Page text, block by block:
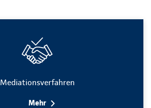
Mediationsverfahren
Mehr